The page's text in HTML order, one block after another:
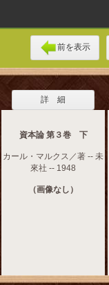
前を表示
詳 細
資本論 第３巻 下
カール・マルクス／著 -- 未
來社 -- 1948
（画像なし）